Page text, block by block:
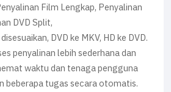
Film Lengkap, Penyalinan
DVD Split,
DVD ke MKV, HD ke DVD.
penyalinan lebih sederhana dan
waktu dan tenaga pengguna
beberapa tugas secara otomatis.